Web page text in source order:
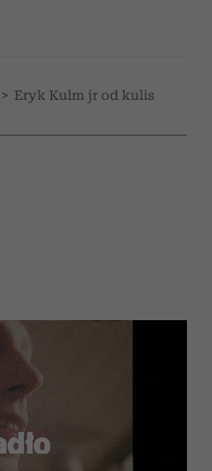
> Eryk Kulm jr od kulis